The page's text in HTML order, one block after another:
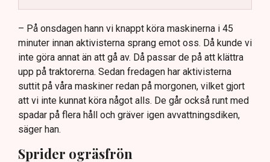
Dialogpolisen på plats står maktlös inför
aktivisternas handlingar.
Frågor kvarstår om finansiering av illegal aktivism.
– På onsdagen hann vi knappt köra maskinerna i 45
minuter innan aktivisterna sprang emot oss. Då kunde vi
inte göra annat än att gå av. Då passar de på att klättra
upp på traktorerna. Sedan fredagen har aktivisterna
suttit på våra maskiner redan på morgonen, vilket gjort
att vi inte kunnat köra något alls. De går också runt med
spadar på flera håll och gräver igen avvattningsdiken,
säger han.
Sprider ogräsfrön